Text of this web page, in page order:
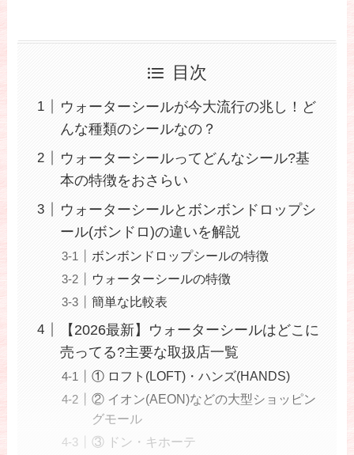
目次
ウォーターシールが今大流行の兆し！ど
んな種類のシールなの？
ウォーターシールってどんなシール?基
本の特徴をおさらい
ウォーターシールとボンボンドロップシ
ール(ボンドロ)の違いを解説
ボンボンドロップシールの特徴
ウォーターシールの特徴
簡単な比較表
【2026最新】ウォーターシールはどこに
売ってる?主要な取扱店一覧
① ロフト(LOFT)・ハンズ(HANDS)
② イオン(AEON)などの大型ショッピン
グモール
③ ドン・キホーテ